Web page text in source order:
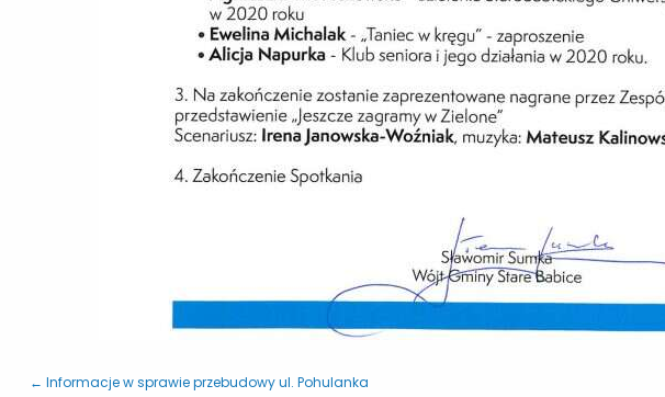
← Informacje w sprawie przebudowy ul. Pohulanka